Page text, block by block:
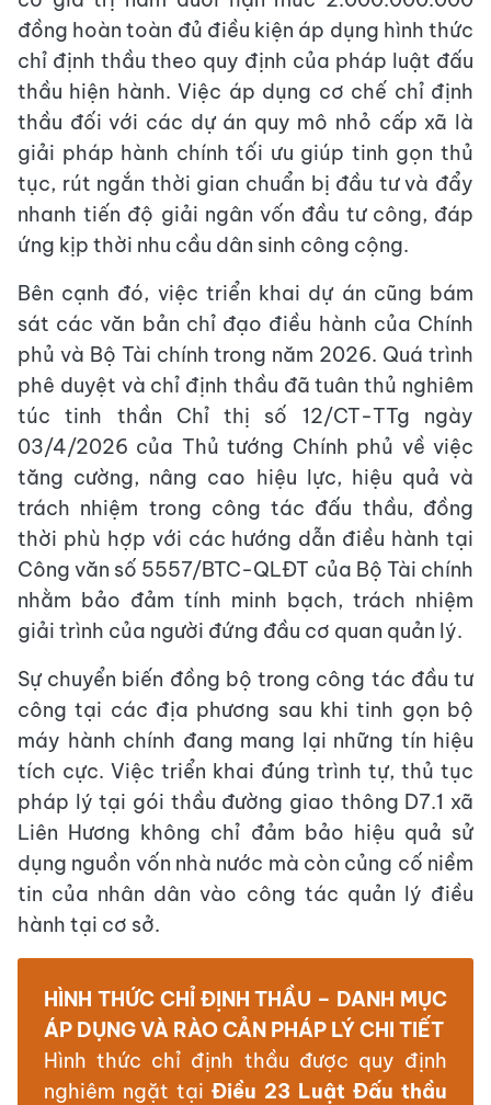
đồng hoàn toàn đủ điều kiện áp dụng hình thức
chỉ định thầu theo quy định của pháp luật đấu
thầu hiện hành. Việc áp dụng cơ chế chỉ định
thầu đối với các dự án quy mô nhỏ cấp xã là
giải pháp hành chính tối ưu giúp tinh gọn thủ
tục, rút ngắn thời gian chuẩn bị đầu tư và đẩy
nhanh tiến độ giải ngân vốn đầu tư công, đáp
ứng kịp thời nhu cầu dân sinh công cộng.
Bên cạnh đó, việc triển khai dự án cũng bám
sát các văn bản chỉ đạo điều hành của Chính
phủ và Bộ Tài chính trong năm 2026. Quá trình
phê duyệt và chỉ định thầu đã tuân thủ nghiêm
túc tinh thần Chỉ thị số 12/CT-TTg ngày
03/4/2026 của Thủ tướng Chính phủ về việc
tăng cường, nâng cao hiệu lực, hiệu quả và
trách nhiệm trong công tác đấu thầu, đồng
thời phù hợp với các hướng dẫn điều hành tại
Công văn số 5557/BTC-QLĐT của Bộ Tài chính
nhằm bảo đảm tính minh bạch, trách nhiệm
giải trình của người đứng đầu cơ quan quản lý.
Sự chuyển biến đồng bộ trong công tác đầu tư
công tại các địa phương sau khi tinh gọn bộ
máy hành chính đang mang lại những tín hiệu
tích cực. Việc triển khai đúng trình tự, thủ tục
pháp lý tại gói thầu đường giao thông D7.1 xã
Liên Hương không chỉ đảm bảo hiệu quả sử
dụng nguồn vốn nhà nước mà còn củng cố niềm
tin của nhân dân vào công tác quản lý điều
hành tại cơ sở.
HÌNH THỨC CHỈ ĐỊNH THẦU – DANH MỤC
ÁP DỤNG VÀ RÀO CẢN PHÁP LÝ CHI TIẾT
Hình thức chỉ định thầu được quy định
nghiêm ngặt tại Điều 23 Luật Đấu thầu